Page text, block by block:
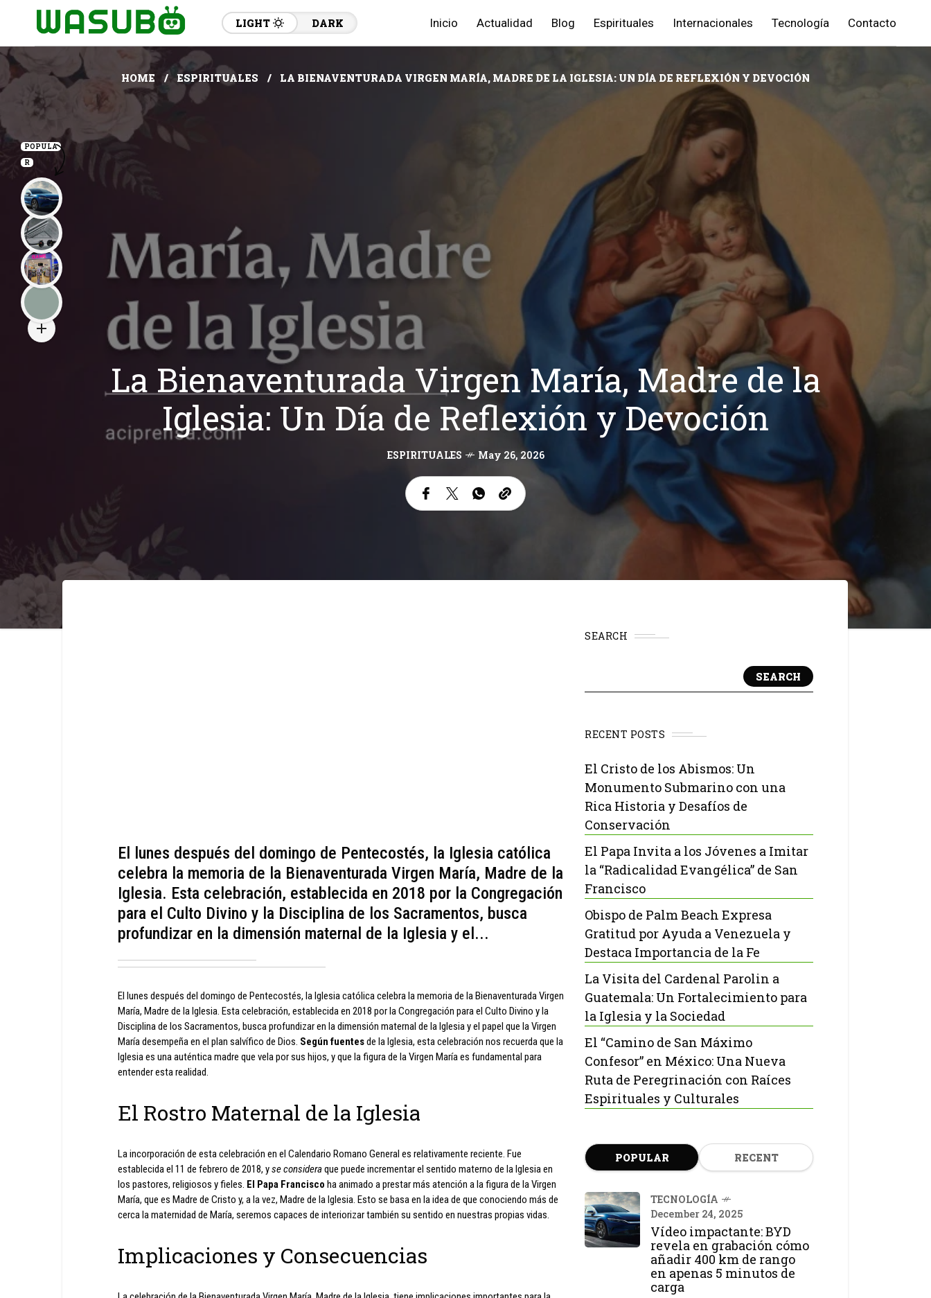
LIGHT DARK Inicio Actualidad Blog Espirituales Internacionales Tecnología Contacto
HOME ESPIRITUALES LA BIENAVENTURADA VIRGEN MARÍA, MADRE DE LA IGLESIA: UN DÍA DE REFLEXIÓN Y DEVOCIÓN
La Bienaventurada Virgen María, Madre de la
Iglesia: Un Día de Reflexión y Devoción
ESPIRITUALES May 26, 2026
El lunes después del domingo de Pentecostés, la Iglesia católica
celebra la memoria de la Bienaventurada Virgen María, Madre de la
Iglesia. Esta celebración, establecida en 2018 por la Congregación
para el Culto Divino y la Disciplina de los Sacramentos, busca
profundizar en la dimensión maternal de la Iglesia y el...
El lunes después del domingo de Pentecostés, la Iglesia católica celebra la memoria de la Bienaventurada Virgen
María, Madre de la Iglesia. Esta celebración, establecida en 2018 por la Congregación para el Culto Divino y la
Disciplina de los Sacramentos, busca profundizar en la dimensión maternal de la Iglesia y el papel que la Virgen
María desempeña en el plan salvífico de Dios. Según fuentesde la Iglesia, esta celebración nos recuerda que la
Iglesia es una auténtica madre que vela por sus hijos, y que la figura de la Virgen María es fundamental para
entender esta realidad.
El Rostro Maternal de la Iglesia
La incorporación de esta celebración en el Calendario Romano General es relativamente reciente. Fue
establecida el 11 de febrero de 2018, yse consideraque puede incrementar el sentido materno de la Iglesia en
los pastores, religiosos y fieles. El Papa Francisco ha animado a prestar más atención a la figura de la Virgen
María, que es Madre de Cristo y, a la vez, Madre de la Iglesia. Esto se basa en la idea de que conociendo más de
cerca la maternidad de María, seremos capaces de interiorizar también su sentido en nuestras propias vidas.
Implicaciones y Consecuencias
SEARCH
SEARCH
RECENT POSTS
El Cristo de los Abismos: Un
Monumento Submarino con una
Rica Historia y Desafíos de
Conservación
El Papa Invita a los Jóvenes a Imitar
la “Radicalidad Evangélica” de San
Francisco
Obispo de Palm Beach Expresa
Gratitud por Ayuda a Venezuela y
Destaca Importancia de la Fe
La Visita del Cardenal Parolin a
Guatemala: Un Fortalecimiento para
la Iglesia y la Sociedad
El “Camino de San Máximo
Confesor” en México: Una Nueva
Ruta de Peregrinación con Raíces
Espirituales y Culturales
POPULAR RECENT
TECNOLOGÍA
December 24, 2025
Vídeo impactante: BYD
revela en grabación cómo
añadir 400 km de rango
en apenas 5 minutos de
carga
POPULA
R